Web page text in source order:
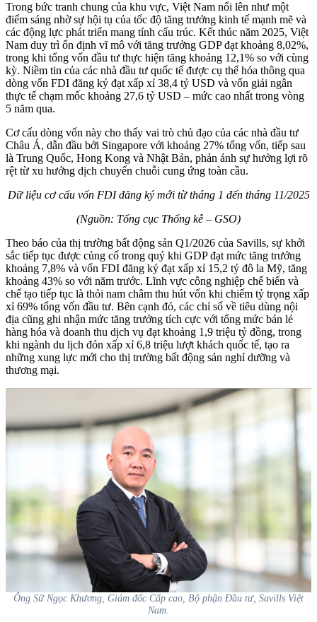
Trong bức tranh chung của khu vực, Việt Nam nổi lên như một
điểm sáng nhờ sự hội tụ của tốc độ tăng trưởng kinh tế mạnh mẽ và
các động lực phát triển mang tính cấu trúc. Kết thúc năm 2025, Việt
Nam duy trì ổn định vĩ mô với tăng trưởng GDP đạt khoảng 8,02%,
trong khi tổng vốn đầu tư thực hiện tăng khoảng 12,1% so với cùng
kỳ. Niềm tin của các nhà đầu tư quốc tế được cụ thể hóa thông qua
dòng vốn FDI đăng ký đạt xấp xỉ 38,4 tỷ USD và vốn giải ngân
thực tế chạm mốc khoảng 27,6 tỷ USD – mức cao nhất trong vòng
5 năm qua.
Cơ cấu dòng vốn này cho thấy vai trò chủ đạo của các nhà đầu tư
Châu Á, dẫn đầu bởi Singapore với khoảng 27% tổng vốn, tiếp sau
là Trung Quốc, Hong Kong và Nhật Bản, phản ánh sự hưởng lợi rõ
rệt từ xu hướng dịch chuyển chuỗi cung ứng toàn cầu.
Dữ liệu cơ cấu vốn FDI đăng ký mới từ tháng 1 đến tháng 11/2025
(Nguồn: Tổng cục Thống kê – GSO)
Theo báo của thị trường bất động sản Q1/2026 của Savills, sự khởi
sắc tiếp tục được củng cố trong quý khi GDP đạt mức tăng trưởng
khoảng 7,8% và vốn FDI đăng ký đạt xấp xỉ 15,2 tỷ đô la Mỹ, tăng
khoảng 43% so với năm trước. Lĩnh vực công nghiệp chế biến và
chế tạo tiếp tục là thỏi nam châm thu hút vốn khi chiếm tỷ trọng xấp
xỉ 69% tổng vốn đầu tư. Bên cạnh đó, các chỉ số về tiêu dùng nội
địa cũng ghi nhận mức tăng trưởng tích cực với tổng mức bán lẻ
hàng hóa và doanh thu dịch vụ đạt khoảng 1,9 triệu tỷ đồng, trong
khi ngành du lịch đón xấp xỉ 6,8 triệu lượt khách quốc tế, tạo ra
những xung lực mới cho thị trường bất động sản nghỉ dưỡng và
thương mại.
Ông Sử Ngọc Khương, Giám đốc Cấp cao, Bộ phận Đầu tư, Savills Việt
Nam.